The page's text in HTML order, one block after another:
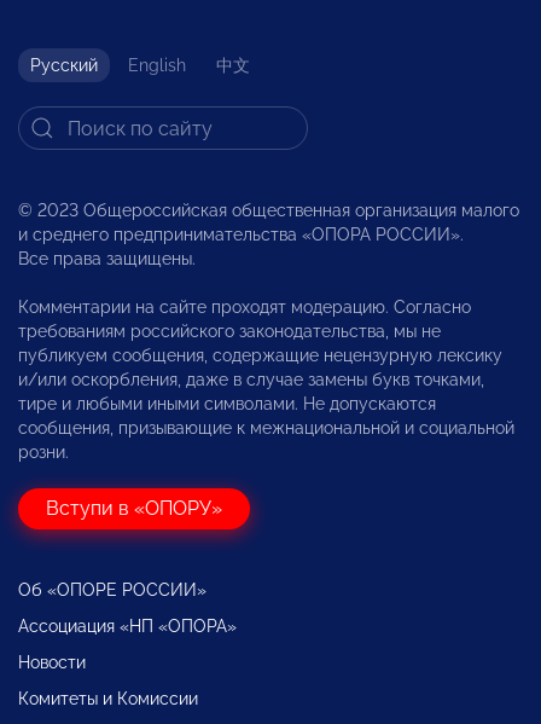
Русский English 中文
© 2023 Общероссийская общественная организация малого
и среднего предпринимательства «ОПОРА РОССИИ».
Все права защищены.
Комментарии на сайте проходят модерацию. Согласно
требованиям российского законодательства, мы не
публикуем сообщения, содержащие нецензурную лексику
и/или оскорбления, даже в случае замены букв точками,
тире и любыми иными символами. Не допускаются
сообщения, призывающие к межнациональной и социальной
розни.
Вступи в «ОПОРУ»
Об «ОПОРЕ РОССИИ»
Ассоциация «НП «ОПОРА»
Новости
Комитеты и Комиссии